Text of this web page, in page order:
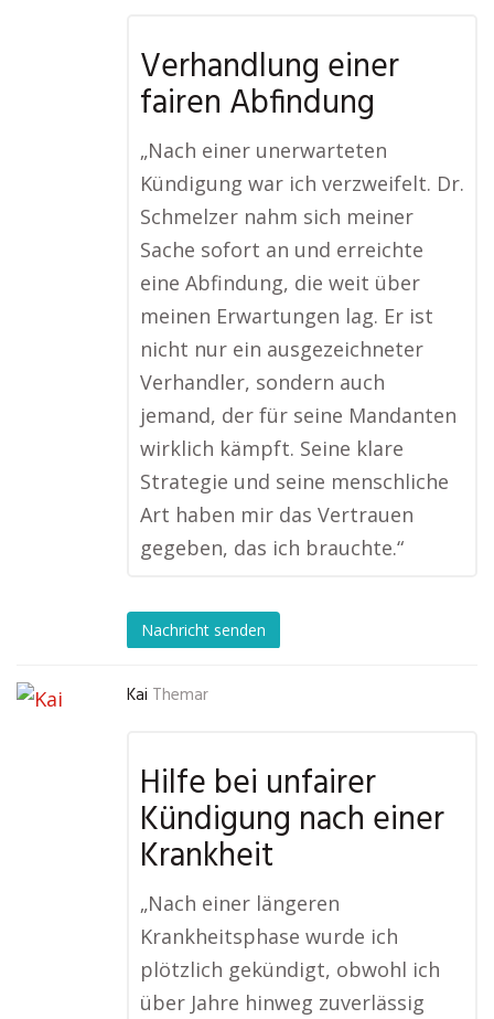
Verhandlung einer
fairen Abfindung
„Nach einer unerwarteten
Kündigung war ich verzweifelt. Dr.
Schmelzer nahm sich meiner
Sache sofort an und erreichte
eine Abfindung, die weit über
meinen Erwartungen lag. Er ist
nicht nur ein ausgezeichneter
Verhandler, sondern auch
jemand, der für seine Mandanten
wirklich kämpft. Seine klare
Strategie und seine menschliche
Art haben mir das Vertrauen
gegeben, das ich brauchte.“
Nachricht senden
Kai Themar
Hilfe bei unfairer
Kündigung nach einer
Krankheit
„Nach einer längeren
Krankheitsphase wurde ich
plötzlich gekündigt, obwohl ich
über Jahre hinweg zuverlässig